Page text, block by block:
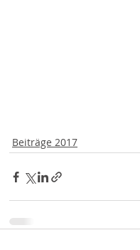
Beiträge 2017